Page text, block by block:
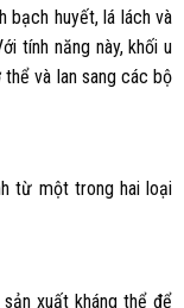
bạch huyết, lá lách và
tính năng này, khối u
và lan sang các bộ
từ một trong hai loại
xuất kháng thể để